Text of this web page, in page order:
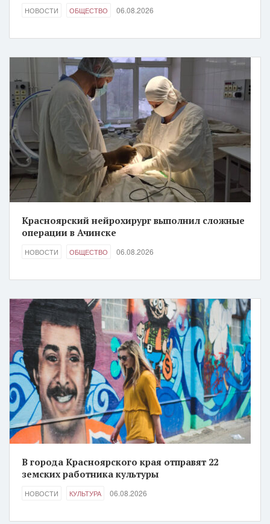
НОВОСТИ ОБЩЕСТВО 06.08.2026
Красноярский нейрохирург выполнил сложные
операции в Ачинске
НОВОСТИ ОБЩЕСТВО 06.08.2026
В города Красноярского края отправят 22
земских работника культуры
НОВОСТИ КУЛЬТУРА 06.08.2026